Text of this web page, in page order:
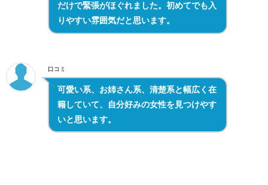
だけで緊張がほぐれました。初めてでも入
りやすい雰囲気だと思います。
口コミ
可愛い系、お姉さん系、清楚系と幅広く在
籍していて、自分好みの女性を見つけやす
いと思います。